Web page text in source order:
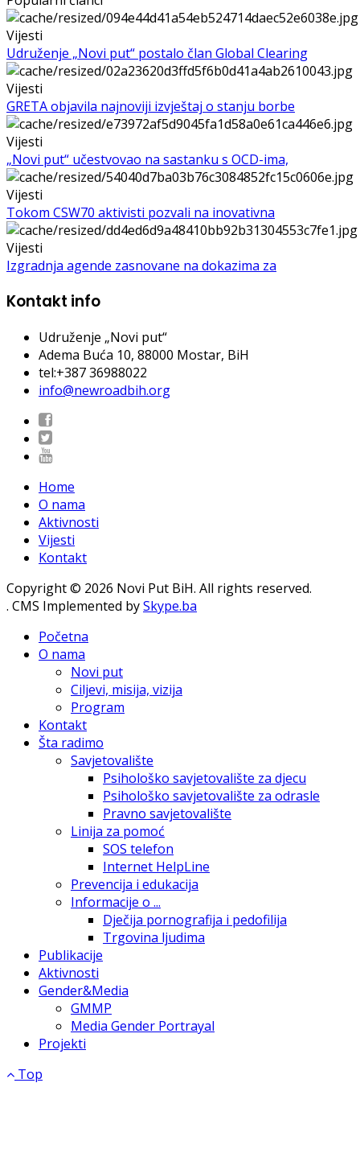
Vijesti
Udruženje „Novi put“ postalo član Global Clearing
Vijesti
GRETA objavila najnoviji izvještaj o stanju borbe
Vijesti
„Novi put“ učestvovao na sastanku s OCD-ima,
Vijesti
Tokom CSW70 aktivisti pozvali na inovativna
Vijesti
Izgradnja agende zasnovane na dokazima za
Kontakt info
Udruženje „Novi put“
Adema Buća 10, 88000 Mostar, BiH
tel:+387 36988022
info@newroadbih.org
Home
O nama
Aktivnosti
Vijesti
Kontakt
Copyright © 2026 Novi Put BiH. All rights reserved.
. CMS Implemented bySkype.ba
Početna
O nama
Novi put
Ciljevi, misija, vizija
Program
Kontakt
Šta radimo
Savjetovalište
Psihološko savjetovalište za djecu
Psihološko savjetovalište za odrasle
Pravno savjetovalište
Linija za pomoć
SOS telefon
Internet HelpLine
Prevencija i edukacija
Informacije o ...
Dječija pornografija i pedofilija
Trgovina ljudima
Publikacije
Aktivnosti
Gender&Media
GMMP
Media Gender Portrayal
Projekti
Top